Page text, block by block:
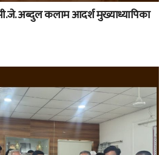
अब्दुल कलाम आदर्श मुख्याध्यापिका